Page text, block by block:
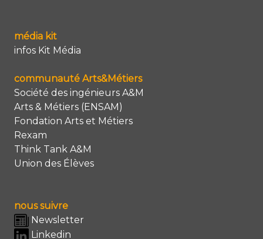
média kit
infos Kit Média
communauté Arts&Métiers
Société des ingénieurs A&M
Arts & Métiers (ENSAM)
Fondation Arts et Métiers
Rexam
Think Tank A&M
Union des Élèves
nous suivre
Newsletter
Linkedin